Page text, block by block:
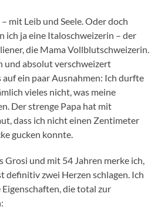
mit Leib und Seele. Oder doch
ich ja eine Italoschweizerin – der
die Mama Vollblutschweizerin.
und absolut verschweizert
auf ein paar Ausnahmen: Ich durfte
vieles nicht, was meine
Der strenge Papa hat mit
dass ich nicht einen Zentimeter
gucken konnte.
Grosi und mit 54 Jahren merke ich,
definitiv zwei Herzen schlagen. Ich
die total zur